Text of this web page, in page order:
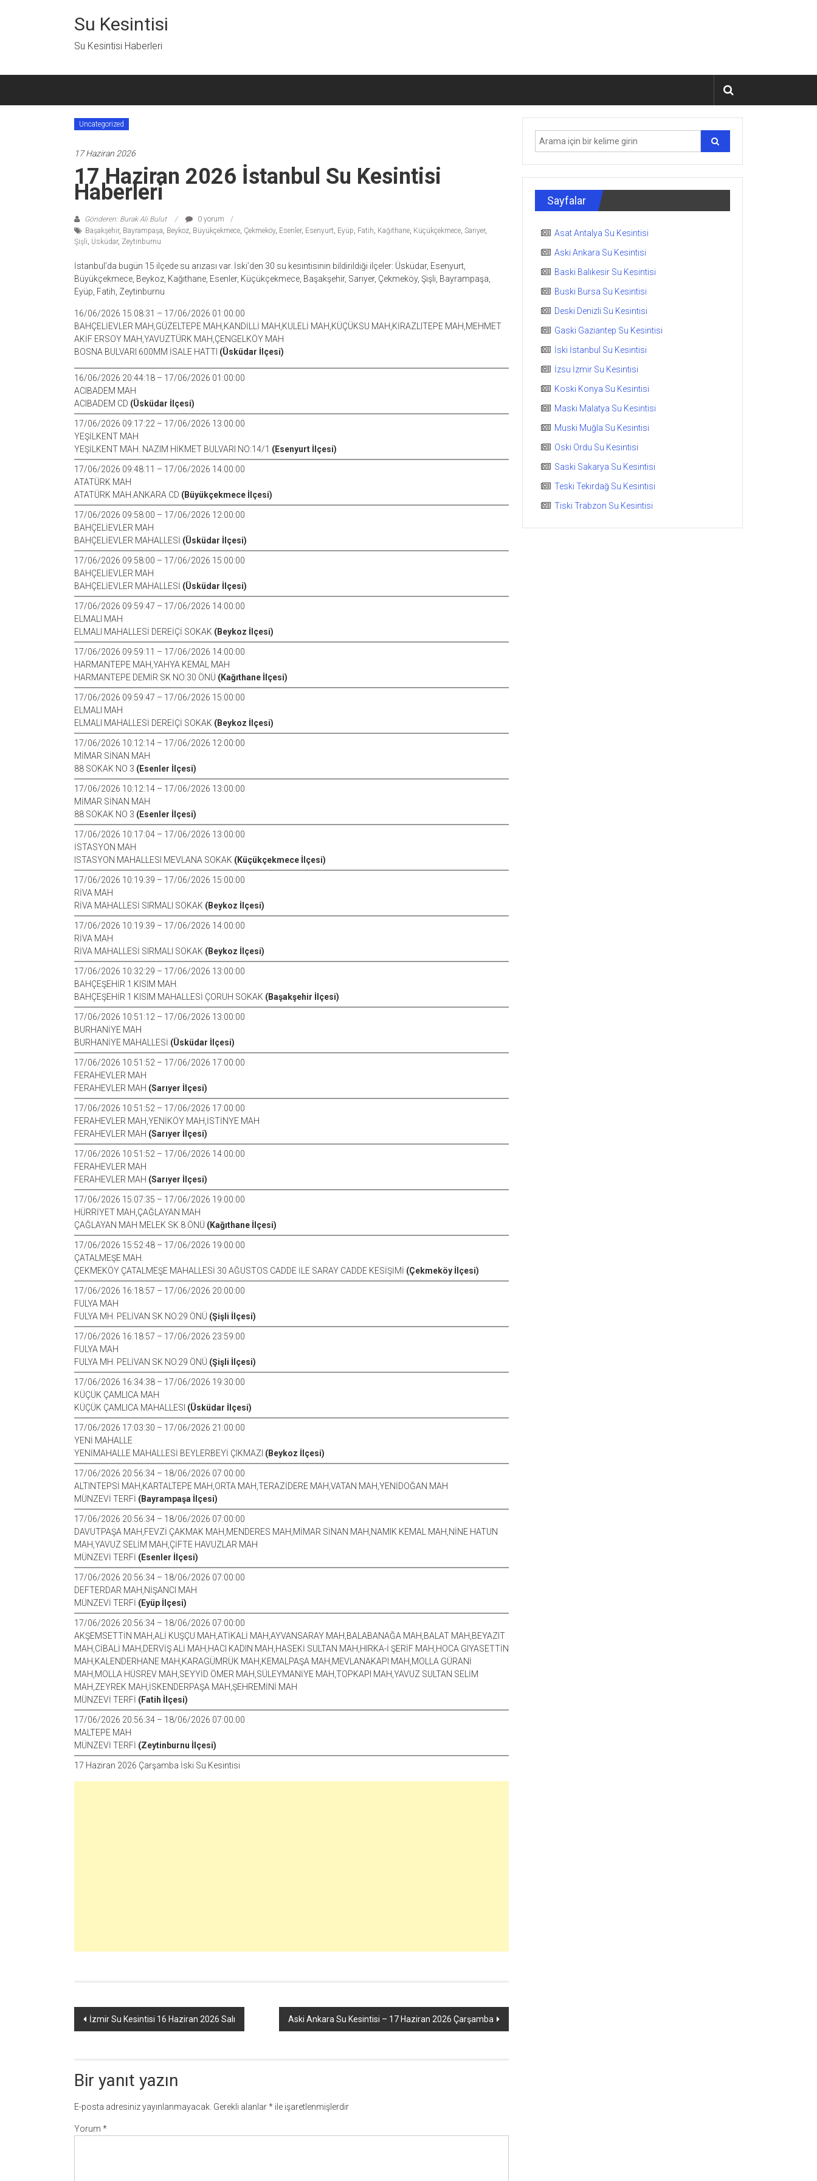
Su Kesintisi
Su Kesintisi Haberleri
Uncategorized
17 Haziran 2026
17 Haziran 2026 İstanbul Su Kesintisi
Haberleri
Gönderen: Burak Ali Bulut
0 yorum
Başakşehir, Bayrampaşa, Beykoz, Büyükçekmece, Çekmeköy, Esenler, Esenyurt, Eyüp, Fatih, Kağıthane, Küçükçekmece, Sarıyer,
Şişli, Üsküdar, Zeytinburnu
İstanbul’da bugün 15 ilçede su arızası var. İski’den 30 su kesintisinin bildirildiği ilçeler: Üsküdar, Esenyurt,
Büyükçekmece, Beykoz, Kağıthane, Esenler, Küçükçekmece, Başakşehir, Sarıyer, Çekmeköy, Şişli, Bayrampaşa,
Eyüp, Fatih, Zeytinburnu
16/06/2026 15:08:31 – 17/06/2026 01:00:00
BAHÇELİEVLER MAH,GÜZELTEPE MAH,KANDİLLİ MAH,KULELİ MAH,KÜÇÜKSU MAH,KİRAZLITEPE MAH,MEHMET
AKİF ERSOY MAH,YAVUZTÜRK MAH,ÇENGELKÖY MAH
BOSNA BULVARI 600MM İSALE HATTI (Üsküdar İlçesi)
16/06/2026 20:44:18 – 17/06/2026 01:00:00
ACIBADEM MAH
ACIBADEM CD (Üsküdar İlçesi)
17/06/2026 09:17:22 – 17/06/2026 13:00:00
YEŞİLKENT MAH
YEŞİLKENT MAH. NAZIM HİKMET BULVARI NO:14/1 (Esenyurt İlçesi)
17/06/2026 09:48:11 – 17/06/2026 14:00:00
ATATÜRK MAH
ATATÜRK MAH.ANKARA CD (Büyükçekmece İlçesi)
17/06/2026 09:58:00 – 17/06/2026 12:00:00
BAHÇELİEVLER MAH
BAHÇELİEVLER MAHALLESİ (Üsküdar İlçesi)
17/06/2026 09:58:00 – 17/06/2026 15:00:00
BAHÇELİEVLER MAH
BAHÇELİEVLER MAHALLESİ (Üsküdar İlçesi)
17/06/2026 09:59:47 – 17/06/2026 14:00:00
ELMALI MAH
ELMALI MAHALLESİ DEREİÇİ SOKAK (Beykoz İlçesi)
17/06/2026 09:59:11 – 17/06/2026 14:00:00
HARMANTEPE MAH,YAHYA KEMAL MAH
HARMANTEPE DEMİR SK NO:30 ÖNÜ (Kağıthane İlçesi)
17/06/2026 09:59:47 – 17/06/2026 15:00:00
ELMALI MAH
ELMALI MAHALLESİ DEREİÇİ SOKAK (Beykoz İlçesi)
17/06/2026 10:12:14 – 17/06/2026 12:00:00
MİMAR SİNAN MAH
88 SOKAK NO 3 (Esenler İlçesi)
17/06/2026 10:12:14 – 17/06/2026 13:00:00
MİMAR SİNAN MAH
88 SOKAK NO 3 (Esenler İlçesi)
17/06/2026 10:17:04 – 17/06/2026 13:00:00
İSTASYON MAH
ISTASYON MAHALLESI MEVLANA SOKAK (Küçükçekmece İlçesi)
17/06/2026 10:19:39 – 17/06/2026 15:00:00
RİVA MAH
RİVA MAHALLESİ SIRMALI SOKAK (Beykoz İlçesi)
17/06/2026 10:19:39 – 17/06/2026 14:00:00
RİVA MAH
RİVA MAHALLESİ SIRMALI SOKAK (Beykoz İlçesi)
17/06/2026 10:32:29 – 17/06/2026 13:00:00
BAHÇEŞEHİR 1.KISIM MAH.
BAHÇEŞEHİR 1 KISIM MAHALLESİ ÇORUH SOKAK (Başakşehir İlçesi)
17/06/2026 10:51:12 – 17/06/2026 13:00:00
BURHANİYE MAH
BURHANİYE MAHALLESİ (Üsküdar İlçesi)
17/06/2026 10:51:52 – 17/06/2026 17:00:00
FERAHEVLER MAH
FERAHEVLER MAH (Sarıyer İlçesi)
17/06/2026 10:51:52 – 17/06/2026 17:00:00
FERAHEVLER MAH,YENİKÖY MAH,İSTİNYE MAH
FERAHEVLER MAH (Sarıyer İlçesi)
17/06/2026 10:51:52 – 17/06/2026 14:00:00
FERAHEVLER MAH
FERAHEVLER MAH (Sarıyer İlçesi)
17/06/2026 15:07:35 – 17/06/2026 19:00:00
HÜRRİYET MAH,ÇAĞLAYAN MAH
ÇAĞLAYAN MAH MELEK SK 8 ÖNÜ (Kağıthane İlçesi)
17/06/2026 15:52:48 – 17/06/2026 19:00:00
ÇATALMEŞE MAH.
ÇEKMEKÖY ÇATALMEŞE MAHALLESİ 30 AĞUSTOS CADDE İLE SARAY CADDE KESİŞİMİ (Çekmeköy İlçesi)
17/06/2026 16:18:57 – 17/06/2026 20:00:00
FULYA MAH
FULYA MH. PELİVAN SK NO.29 ÖNÜ (Şişli İlçesi)
17/06/2026 16:18:57 – 17/06/2026 23:59:00
FULYA MAH
FULYA MH. PELİVAN SK NO.29 ÖNÜ (Şişli İlçesi)
17/06/2026 16:34:38 – 17/06/2026 19:30:00
KÜÇÜK ÇAMLICA MAH
KÜÇÜK ÇAMLICA MAHALLESI (Üsküdar İlçesi)
17/06/2026 17:03:30 – 17/06/2026 21:00:00
YENİ MAHALLE
YENİMAHALLE MAHALLESİ BEYLERBEYİ ÇIKMAZI (Beykoz İlçesi)
17/06/2026 20:56:34 – 18/06/2026 07:00:00
ALTINTEPSİ MAH,KARTALTEPE MAH,ORTA MAH,TERAZİDERE MAH,VATAN MAH,YENİDOĞAN MAH
MÜNZEVİ TERFİ (Bayrampaşa İlçesi)
17/06/2026 20:56:34 – 18/06/2026 07:00:00
DAVUTPAŞA MAH,FEVZİ ÇAKMAK MAH,MENDERES MAH,MİMAR SİNAN MAH,NAMIK KEMAL MAH,NİNE HATUN
MAH,YAVUZ SELİM MAH,ÇİFTE HAVUZLAR MAH
MÜNZEVİ TERFİ (Esenler İlçesi)
17/06/2026 20:56:34 – 18/06/2026 07:00:00
DEFTERDAR MAH,NİŞANCI MAH
MÜNZEVİ TERFİ (Eyüp İlçesi)
17/06/2026 20:56:34 – 18/06/2026 07:00:00
AKŞEMSETTİN MAH,ALİ KUŞÇU MAH,ATİKALİ MAH,AYVANSARAY MAH,BALABANAĞA MAH,BALAT MAH,BEYAZIT
MAH,CİBALİ MAH,DERVİŞ ALİ MAH,HACI KADIN MAH,HASEKİ SULTAN MAH,HIRKA-İ ŞERİF MAH,HOCA GIYASETTİN
MAH,KALENDERHANE MAH,KARAGÜMRÜK MAH,KEMALPAŞA MAH,MEVLANAKAPI MAH,MOLLA GÜRANİ
MAH,MOLLA HÜSREV MAH,SEYYİD ÖMER MAH,SÜLEYMANİYE MAH,TOPKAPI MAH,YAVUZ SULTAN SELİM
MAH,ZEYREK MAH,İSKENDERPAŞA MAH,ŞEHREMİNİ MAH
MÜNZEVİ TERFİ (Fatih İlçesi)
17/06/2026 20:56:34 – 18/06/2026 07:00:00
MALTEPE MAH
MÜNZEVİ TERFİ (Zeytinburnu İlçesi)
17 Haziran 2026 Çarşamba İski Su Kesintisi
Yazı
İzmir Su Kesintisi 16 Haziran 2026 Salı Aski Ankara Su Kesintisi – 17 Haziran 2026 Çarşamba
Bir yanıt yazın
E-posta adresiniz yayınlanmayacak. Gerekli alanlar* ile işaretlenmişlerdir
Yorum *
Sayfalar
Asat Antalya Su Kesintisi
Aski Ankara Su Kesintisi
Baski Balıkesir Su Kesintisi
Buski Bursa Su Kesintisi
Deski Denizli Su Kesintisi
Gaski Gaziantep Su Kesintisi
İski İstanbul Su Kesintisi
İzsu İzmir Su Kesintisi
Koski Konya Su Kesintisi
Maski Malatya Su Kesintisi
Muski Muğla Su Kesintisi
Oski Ordu Su Kesintisi
Saski Sakarya Su Kesintisi
Teski Tekirdağ Su Kesintisi
Tiski Trabzon Su Kesintisi